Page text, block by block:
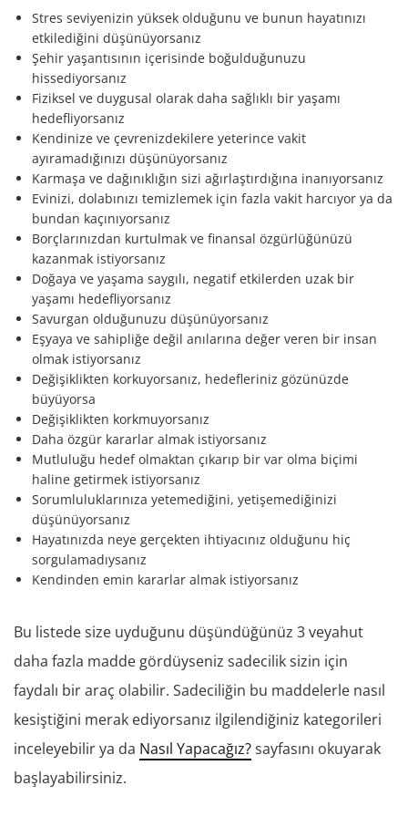
Stres seviyenizin yüksek olduğunu ve bunun hayatınızı
etkilediğini düşünüyorsanız
Şehir yaşantısının içerisinde boğulduğunuzu
hissediyorsanız
Fiziksel ve duygusal olarak daha sağlıklı bir yaşamı
hedefliyorsanız
Kendinize ve çevrenizdekilere yeterince vakit
ayıramadığınızı düşünüyorsanız
Karmaşa ve dağınıklığın sizi ağırlaştırdığına inanıyorsanız
Evinizi, dolabınızı temizlemek için fazla vakit harcıyor ya da
bundan kaçınıyorsanız
Borçlarınızdan kurtulmak ve finansal özgürlüğünüzü
kazanmak istiyorsanız
Doğaya ve yaşama saygılı, negatif etkilerden uzak bir
yaşamı hedefliyorsanız
Savurgan olduğunuzu düşünüyorsanız
Eşyaya ve sahipliğe değil anılarına değer veren bir insan
olmak istiyorsanız
Değişiklikten korkuyorsanız, hedefleriniz gözünüzde
büyüyorsa
Değişiklikten korkmuyorsanız
Daha özgür kararlar almak istiyorsanız
Mutluluğu hedef olmaktan çıkarıp bir var olma biçimi
haline getirmek istiyorsanız
Sorumluluklarınıza yetemediğini, yetişemediğinizi
düşünüyorsanız
Hayatınızda neye gerçekten ihtiyacınız olduğunu hiç
sorgulamadıysanız
Kendinden emin kararlar almak istiyorsanız
Bu listede size uyduğunu düşündüğünüz 3 veyahut
daha fazla madde gördüyseniz sadecilik sizin için
faydalı bir araç olabilir. Sadeciliğin bu maddelerle nasıl
kesiştiğini merak ediyorsanız ilgilendiğiniz kategorileri
inceleyebilir ya da Nasıl Yapacağız?sayfasını okuyarak
başlayabilirsiniz.